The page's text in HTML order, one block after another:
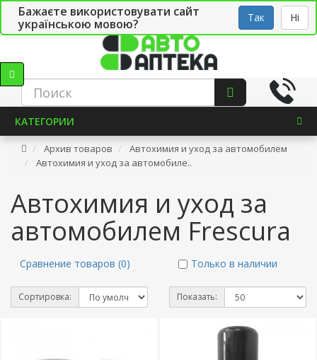
Бажаєте використовувати сайт
українською мовою?
Так Ні
СТО Укр
КАТЕГОРИИ
Архив товаров
Автохимия и уход за автомобилем
Автохимия и уход за автомобиле..
Автохимия и уход за
автомобилем Frescura
Сравнение товаров (0) Только в наличии
Сортировка: Показать: